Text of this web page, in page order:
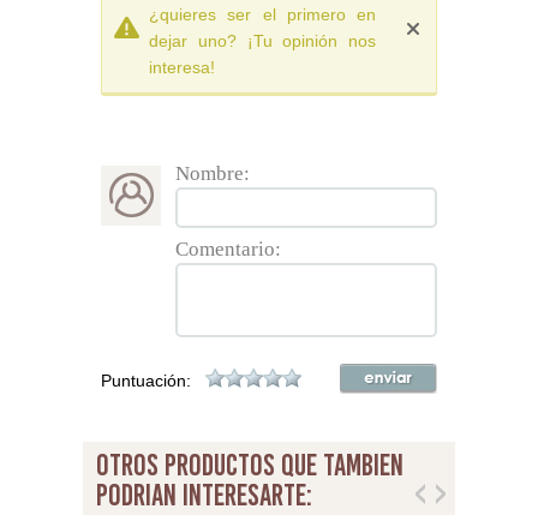
¿quieres ser el primero en
dejar uno? ¡Tu opinión nos
interesa!
Nombre:
Comentario:
Puntuación:
otros productos que tambien
podrian interesarte: